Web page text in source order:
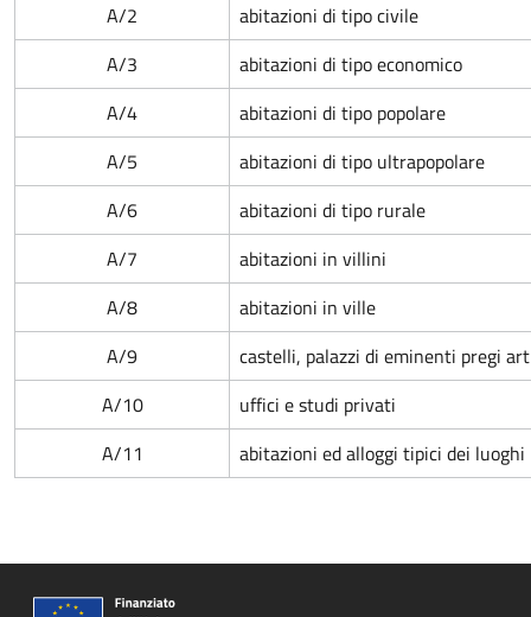
A/2
abitazioni di tipo civile
A/3
abitazioni di tipo economico
A/4
abitazioni di tipo popolare
A/5
abitazioni di tipo ultrapopolare
A/6
abitazioni di tipo rurale
A/7
abitazioni in villini
A/8
abitazioni in ville
A/9
castelli, palazzi di eminenti pregi
A/10
uffici e studi privati
A/11
abitazioni ed alloggi tipici dei luoghi